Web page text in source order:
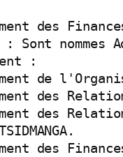
des
Sont nommes
:
de
des
des
des